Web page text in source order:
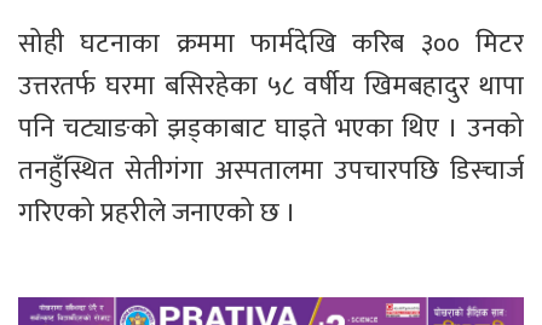
सोही घटनाका क्रममा फार्मदेखि करिब ३०० मिटर
उत्तरतर्फ घरमा बसिरहेका ५८ वर्षीय खिमबहादुर थापा
पनि चट्याङको झड्काबाट घाइते भएका थिए । उनको
तनहुँस्थित सेतीगंगा अस्पतालमा उपचारपछि डिस्चार्ज
गरिएको प्रहरीले जनाएको छ ।